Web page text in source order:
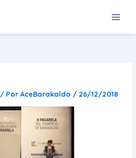
/ PorAceBarakaldo / 26/12/2018